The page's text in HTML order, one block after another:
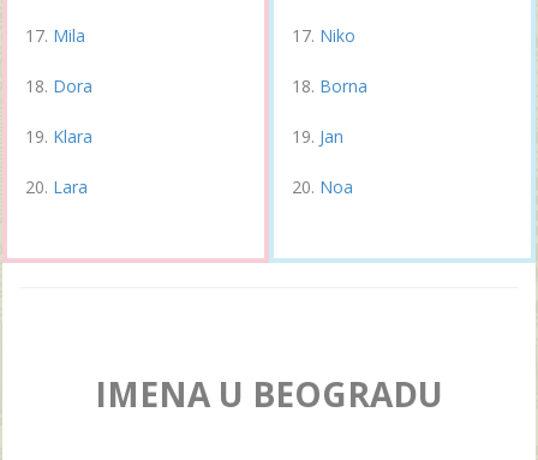
Mila
Dora
Klara
Lara
Niko
Borna
Jan
Noa
IMENA U BEOGRADU